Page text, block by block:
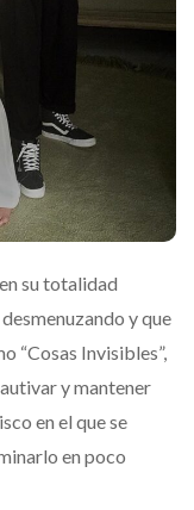
su totalidad
y que
“Cosas Invisibles”,
y mantener
en el que se
en poco